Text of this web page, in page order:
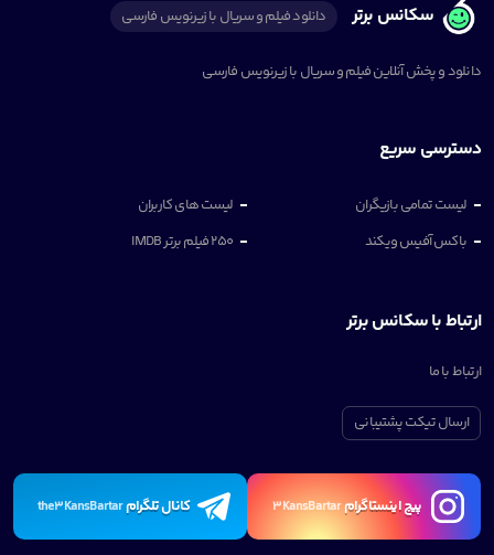
سکانس برتر دانلود فیلم و سریال با زیرنویس فارسی
دانلود و پخش آنلاین فیلم و سریال با زیرنویس فارسی
دسترسی سریع
لیست تمامی بازیگران
لیست های کاربران
باکس آفیس ویکند
250 فیلم برتر IMDB
ارتباط با سکانس برتر
ارتباط با ما
ارسال تیکت پشتیبانی
پیچ اینستاگرام3KansBartar کانال تلگرامthe3KansBartar